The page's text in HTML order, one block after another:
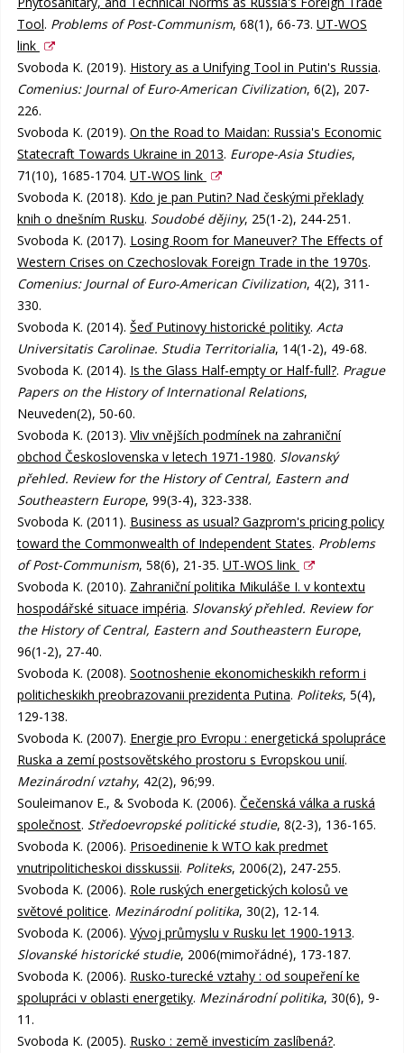
Tool. Problems of Post-Communism, 68(1), 66-73. UT-WOS
link
Svoboda K. (2019). History as a Unifying Tool in Putin's Russia.
Comenius: Journal of Euro-American Civilization, 6(2), 207-
226.
Svoboda K. (2019). On the Road to Maidan: Russia's Economic
Statecraft Towards Ukraine in 2013. Europe-Asia Studies,
71(10), 1685-1704. UT-WOS link
Svoboda K. (2018). Kdo je pan Putin? Nad českými překlady
knih o dnešním Rusku. Soudobé dějiny, 25(1-2), 244-251.
Svoboda K. (2017). Losing Room for Maneuver? The Effects of
Western Crises on Czechoslovak Foreign Trade in the 1970s.
Comenius: Journal of Euro-American Civilization, 4(2), 311-
330.
Svoboda K. (2014). Šeď Putinovy historické politiky. Acta
Universitatis Carolinae. Studia Territorialia, 14(1-2), 49-68.
Svoboda K. (2014). Is the Glass Half-empty or Half-full?. Prague
Papers on the History of International Relations,
Neuveden(2), 50-60.
Svoboda K. (2013). Vliv vnějších podmínek na zahraniční
obchod Československa v letech 1971-1980. Slovanský
přehled. Review for the History of Central, Eastern and
Southeastern Europe, 99(3-4), 323-338.
Svoboda K. (2011). Business as usual? Gazprom's pricing policy
toward the Commonwealth of Independent States. Problems
of Post-Communism, 58(6), 21-35. UT-WOS link
Svoboda K. (2010). Zahraniční politika Mikuláše I. v kontextu
hospodářské situace impéria. Slovanský přehled. Review for
the History of Central, Eastern and Southeastern Europe,
96(1-2), 27-40.
Svoboda K. (2008). Sootnoshenie ekonomicheskikh reform i
politicheskikh preobrazovanii prezidenta Putina. Politeks, 5(4),
129-138.
Svoboda K. (2007). Energie pro Evropu : energetická spolupráce
Ruska a zemí postsovětského prostoru s Evropskou unií.
Mezinárodní vztahy, 42(2), 96;99.
Souleimanov E., & Svoboda K. (2006). Čečenská válka a ruská
společnost. Středoevropské politické studie, 8(2-3), 136-165.
Svoboda K. (2006). Prisoedinenie k WTO kak predmet
vnutripoliticheskoi disskussii. Politeks, 2006(2), 247-255.
Svoboda K. (2006). Role ruských energetických kolosů ve
světové politice. Mezinárodní politika, 30(2), 12-14.
Svoboda K. (2006). Vývoj průmyslu v Rusku let 1900-1913.
Slovanské historické studie, 2006(mimořádné), 173-187.
Svoboda K. (2006). Rusko-turecké vztahy : od soupeření ke
spolupráci v oblasti energetiky. Mezinárodní politika, 30(6), 9-
11.
Svoboda K. (2005). Rusko : země investicím zaslíbená?.